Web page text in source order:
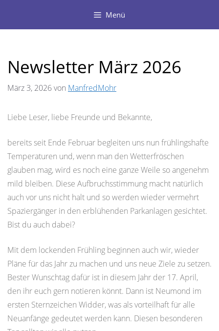
Menü
Newsletter März 2026
März 3, 2026von ManfredMohr
Liebe Leser, liebe Freunde und Bekannte,
bereits seit Ende Februar begleiten uns nun frühlingshafte
Temperaturen und, wenn man den Wetterfröschen
glauben mag, wird es noch eine ganze Weile so angenehm
mild bleiben. Diese Aufbruchsstimmung macht natürlich
auch vor uns nicht halt und so werden wieder vermehrt
Spaziergänger in den erblühenden Parkanlagen gesichtet.
Bist du auch dabei?
Mit dem lockenden Frühling beginnen auch wir, wieder
Pläne für das Jahr zu machen und uns neue Ziele zu setzen.
Bester Wunschtag dafür ist in diesem Jahr der 17. April,
den ihr euch gern notieren könnt. Dann ist Neumond im
ersten Sternzeichen Widder, was als vorteilhaft für alle
Neuanfänge gedeutet werden kann. Diesen besonderen